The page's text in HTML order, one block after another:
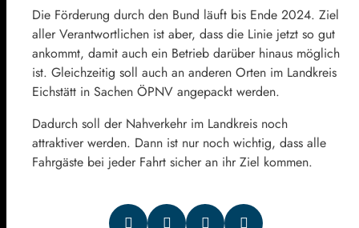
Die Förderung durch den Bund läuft bis Ende 2024. Ziel
aller Verantwortlichen ist aber, dass die Linie jetzt so gut
ankommt, damit auch ein Betrieb darüber hinaus möglich
ist. Gleichzeitig soll auch an anderen Orten im Landkreis
Eichstätt in Sachen ÖPNV angepackt werden.
Dadurch soll der Nahverkehr im Landkreis noch
attraktiver werden. Dann ist nur noch wichtig, dass alle
Fahrgäste bei jeder Fahrt sicher an ihr Ziel kommen.